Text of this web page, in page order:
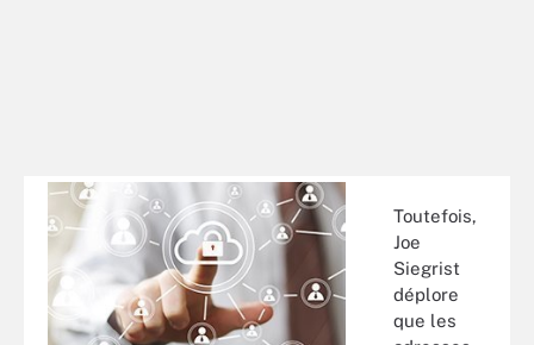
Toutefois,
Joe
Siegrist
déplore
que les